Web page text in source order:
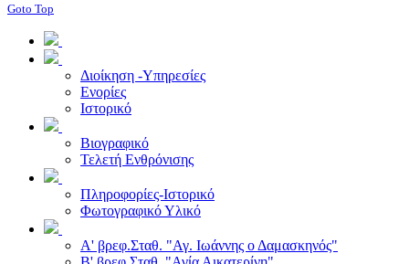
Goto Top
Διοίκηση -Υπηρεσίες
Ενορίες
Ιστορικό
Βιογραφικό
Τελετή Ενθρόνισης
Πληροφορίες-Ιστορικό
Φωτογραφικό Υλικό
Α' βρεφ.Σταθ. "Αγ. Ιωάννης ο Δαμασκηνός"